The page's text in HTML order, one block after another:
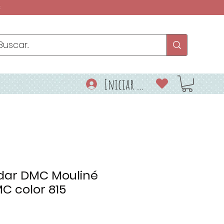
Iniciar sesión
DMC Mouliné
color 815